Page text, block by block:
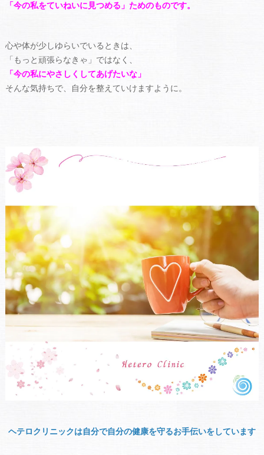
「今の私をていねいに見つめる」ためのものです。
心や体が少しゆらいでいるときは、
「もっと頑張らなきゃ」ではなく、
「今の私にやさしくしてあげたいな」
そんな気持ちで、自分を整えていけますように。
ヘテロクリニックは自分で自分の健康を守るお手伝いをしています